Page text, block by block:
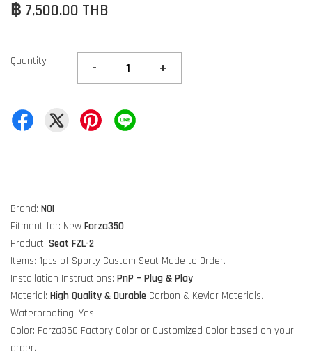
฿ 7,500.00 THB
Quantity - +
Brand: NOI
Fitment for: New Forza350
Product: Seat FZL-2
Items: 1pcs of Sporty Custom Seat Made to Order.
Installation Instructions: PnP – Plug & Play
Material: High Quality & Durable Carbon & Kevlar Materials.
Waterproofing: Yes
Color: Forza350 Factory Color or Customized Color based on your
order.